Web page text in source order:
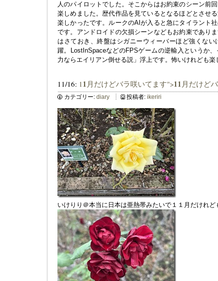
人のパイロットでした。そこからはお約束のシーン前
楽しめました。歴代作品を見ているとなるほどとさせ
楽しかったです。ルークのAIが入ると急にタイラント
です。アンドロイドの欠損シーンなどもお約束であり
はさておき、終盤はシガニーウィーバーほど強くな
躍。LostInSpaceなどのFPSゲームの逆輸入というか
力ならエイリアン倒せる説」浮上です。怖いけれども楽
11/16: 11月だけどバラ咲いてます">11月だけど
カテゴリー: diary 投稿者: ikeriri
いけりり＠本当に日本は亜熱帯みたいで１１月だけれど